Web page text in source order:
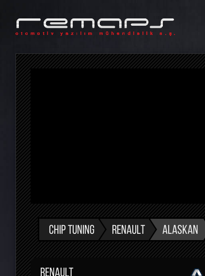
CHIP TUNING RENAULT ALASKAN
RENAULT